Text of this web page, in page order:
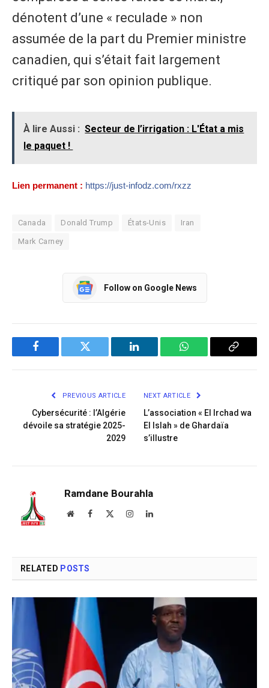
dénotent d’une « reculade » non
assumée de la part du Premier ministre
canadien, qui s’était fait largement
critiqué par son opinion publique.
À lire Aussi : Secteur de l’irrigation : L'État a mis
le paquet !
Lien permanent : https://just-infodz.com/rxzz
Canada Donald Trump États-Unis Iran
Mark Carney
Follow on Google News
Facebook Twitter LinkedIn WhatsApp Copy
PREVIOUS ARTICLE
Cybersécurité : l’Algérie
dévoile sa stratégie 2025-
2029
NEXT ARTICLE
L’association « El Irchad wa
El Islah » de Ghardaïa
s’illustre
Ramdane Bourahla
WebsiteFacebook InstagramLinkedIn
RELATED POSTS